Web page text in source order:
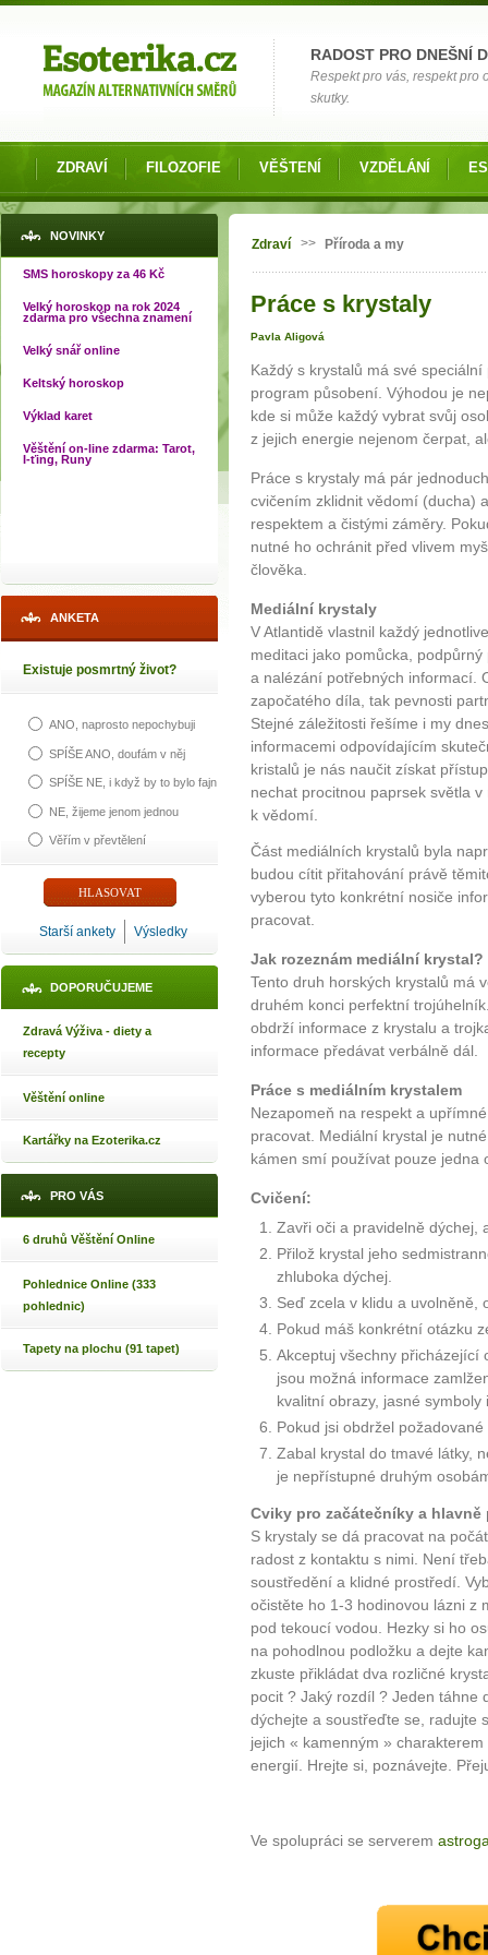
RADOST PRO DNEŠNÍ
Respekt pro vás, respekt pro
skutky.
ZDRAVÍ FILOZOFIE VĚŠTENÍ VZDĚLÁNÍ
NOVINKY
SMS horoskopy za 46 Kč
Velký horoskop na rok 2024
zdarma pro všechna znamení
Velký snář online
Keltský horoskop
Výklad karet
Věštění on-line zdarma: Tarot,
I-ťing, Runy
ANKETA
Existuje posmrtný život?
ANO, naprosto nepochybuji
SPÍŠE ANO, doufám v něj
SPÍŠE NE, i když by to bylo fajn
NE, žijeme jenom jednou
Věřím v převtělení
Starší ankety Výsledky
DOPORUČUJEME
Zdravá Výživa - diety a
recepty
Věštění online
Kartářky na Ezoterika.cz
PRO VÁS
6 druhů Věštění Online
Pohlednice Online (333
pohlednic)
Tapety na plochu (91 tapet)
Jste zde
Zdraví >> Příroda a my
Práce s krystaly
Pavla Aligová
Každý s krystalů má své
program působení. Výhodou je
kde si může každý vybrat svůj
z jejich energie nejenom čerpat,
Práce s krystaly má pár
cvičením zklidnit vědomí (ducha)
respektem a čistými záměry.
nutné ho ochránit před vlivem
člověka.
Mediální krystaly
V Atlantidě vlastnil každý
meditaci jako pomůcka,
a nalézání potřebných informací.
započatého díla, tak pevnosti
Stejné záležitosti řešíme i my
informacemi odpovídajícím
kristalů je nás naučit získat
nechat procitnou paprsek světla
k vědomí.
Část mediálních krystalů byla
budou cítit přitahování právě
vyberou tyto konkrétní nosiče
pracovat.
Jak rozeznám mediální krystal?
Tento druh horských krystalů má
druhém konci perfektní
obdrží informace z krystalu a
informace předávat verbálně dál.
Práce s mediálním krystalem
Nezapomeň na respekt a
pracovat. Mediální krystal je
kámen smí používat pouze jedna
Cvičení:
Zavři oči a pravidelně dýchej,
Přilož krystal jeho
zhluboka dýchej.
Seď zcela v klidu a uvolněně,
Pokud máš konkrétní otázku
Akceptuj všechny přicházející
jsou možná informace
kvalitní obrazy, jasné symboly
Pokud jsi obdržel
Zabal krystal do tmavé látky,
je nepřístupné druhým
Cviky pro začátečníky a hlavně
S krystaly se dá pracovat na
radost z kontaktu s nimi. Není
soustředění a klidné prostředí.
očistěte ho 1-3 hodinovou lázni z
pod tekoucí vodou. Hezky si ho
na pohodlnou podložku a dejte
zkuste přikládat dva rozličné
pocit ? Jaký rozdíl ? Jeden
dýchejte a soustřeďte se, radujte
jejich « kamenným »
energií. Hrejte si, poznávejte.
Ve spolupráci se serverem